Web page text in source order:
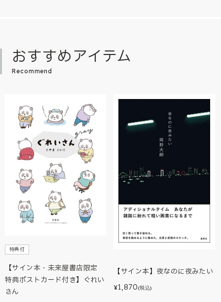
おすすめアイテム
Recommend
特典付
【サイン本・未来屋書店限定
特典ポストカード付き】ぐれい
さん
【サイン本】夜なのに夜みたい
¥1,870(税込)